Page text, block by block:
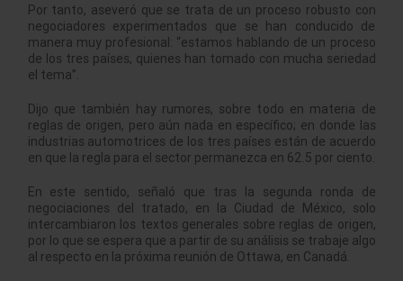
Por tanto, aseveró que se trata de un proceso robusto con
negociadores experimentados que se han conducido de
manera muy profesional: “estamos hablando de un proceso
de los tres países, quienes han tomado con mucha seriedad
el tema”.
Dijo que también hay rumores, sobre todo en materia de
reglas de origen, pero aún nada en específico; en donde las
industrias automotrices de los tres países están de acuerdo
en que la regla para el sector permanezca en 62.5 por ciento.
En este sentido, señaló que tras la segunda ronda de
negociaciones del tratado, en la Ciudad de México, solo
intercambiaron los textos generales sobre reglas de origen,
por lo que se espera que a partir de su análisis se trabaje algo
al respecto en la próxima reunión de Ottawa, en Canadá.